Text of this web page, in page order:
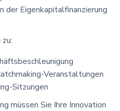
der Eigenkapitalfinanzierung
Veranstaltungen
Sitzungen
müssen Sie Ihre Innovation